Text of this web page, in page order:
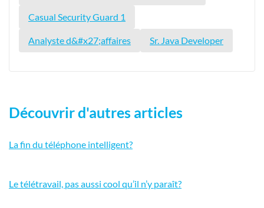
Casual Security Guard 1
Analyste d&#x27;affaires Sr. Java Developer
Découvrir d'autres articles
La fin du téléphone intelligent?
Le télétravail, pas aussi cool qu’il n’y paraît?